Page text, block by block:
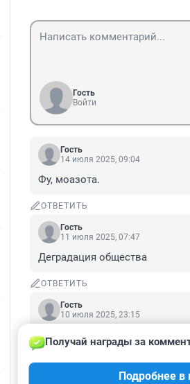
Гость
Войти
Гость
14 июля 2025, 09:04
Фу, моазота.
ОТВЕТИТЬ
Гость
11 июля 2025, 07:47
Деградация общества
ОТВЕТИТЬ
Гость
10 июля 2025, 23:15
А,что за деньги да,это
надо мерить на
морали .Россия при
слюной от такой движухи.
Получай награды за
Подробнее в